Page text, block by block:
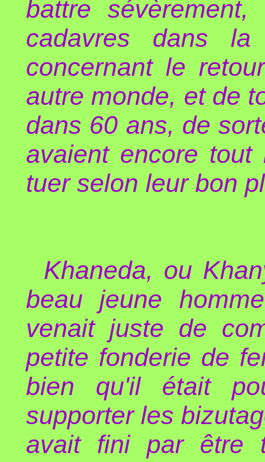
battre
cadavres dans
concernant le
autre monde, et de
dans 60 ans, de
avaient encore
tuer selon leur bon
Khaneda, ou
beau jeune
venait juste de
petite fonderie de
bien qu'il était
supporter les
avait fini par être